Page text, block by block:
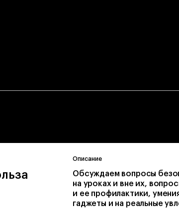
Описание
Обсуждаем вопросы
на уроках и вне их,
и ее профилактики,
гаджеты и на реальные